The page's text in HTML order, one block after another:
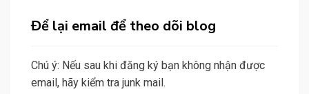
Để lại email để theo dõi blog
Chú ý: Nếu sau khi đăng ký bạn không nhận được
email, hãy kiểm tra junk mail.